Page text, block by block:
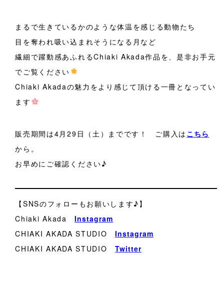
まるで生きているかのような体温を感じる動物たち
目を奪われ吸い込まれそうになる月など
繊細で躍動感あふれるChiaki Akada作品を、是非お手元
でご覧ください
Chiaki Akadaの魅力をより感じて頂ける一冊となってい
ます
販売期間は4月29日（土）までです！ ご購入は こちら
から。
お早めにご確認ください♪
【SNSのフォローもお願いします♪】
Chiaki AkadaInstagram
CHIAKI AKADA STUDIOInstagram
CHIAKI AKADA STUDIOTwitter